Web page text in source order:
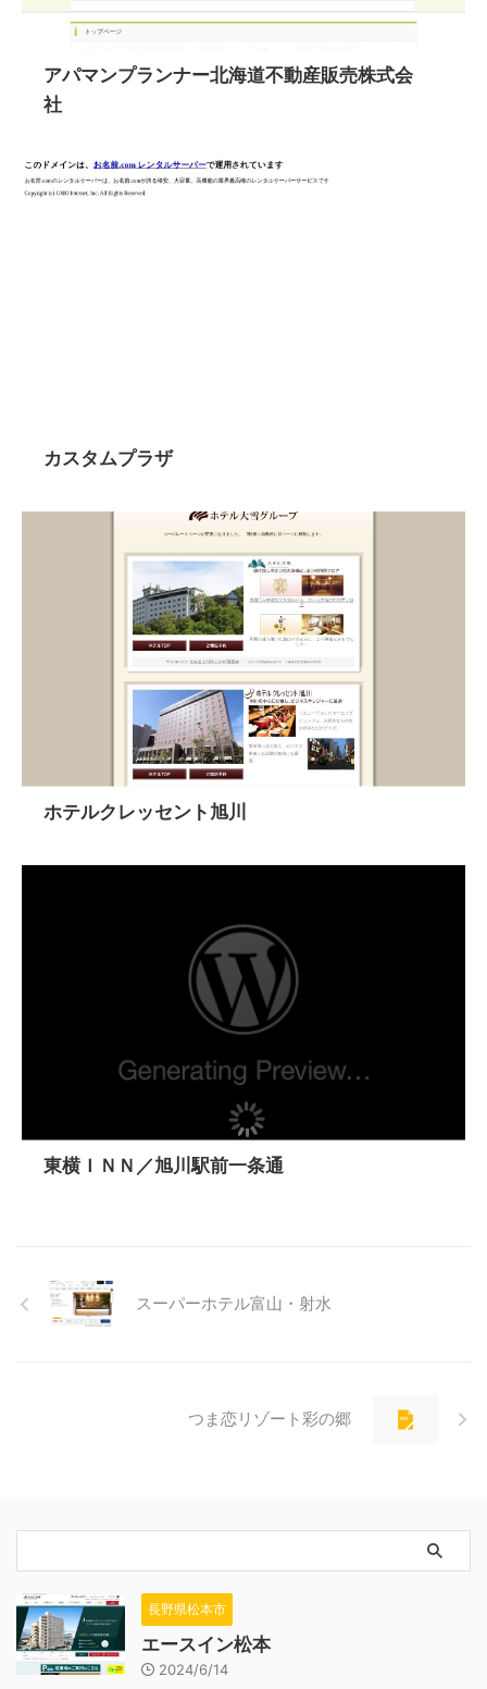
アパマンプランナー北海道不動産販売株式会
社
カスタムプラザ
ホテルクレッセント旭川
東横ＩＮＮ／旭川駅前一条通
スーパーホテル富山・射水
つま恋リゾート彩の郷
長野県松本市
エースイン松本
2024/6/14